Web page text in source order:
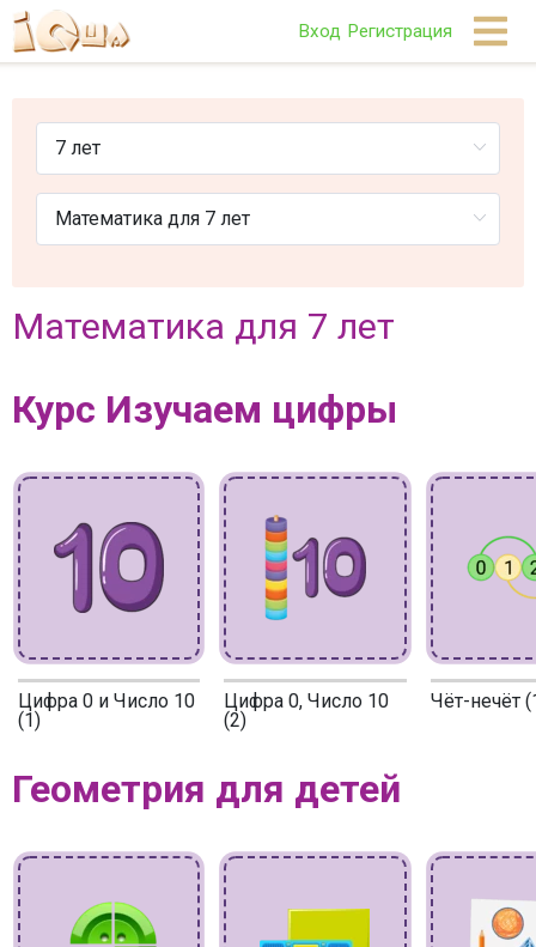
Вход Регистрация
Математика для 7 лет
Курс Изучаем цифры
Цифра 0 и Число 10
(1)
Цифра 0, Число 10
(2)
Чёт-нечёт
Геометрия для детей